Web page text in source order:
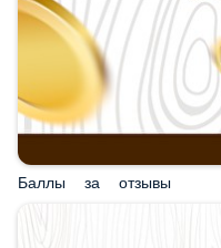
Баллы за отзывы